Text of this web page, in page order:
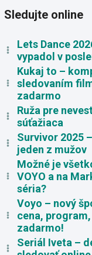
Sledujte online
Lets Dance
vypadol v
Kukaj to –
sledovaním
zadarmo
Ruža pre
súťažiaca
Survivor 2025
jeden z mužov
Možné je
VOYO a na
séria?
Voyo – nový
cena,
zadarmo!
Seriál Iveta –